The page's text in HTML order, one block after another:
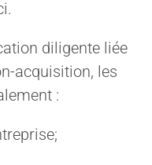
diligente liée
acquisition, les
: